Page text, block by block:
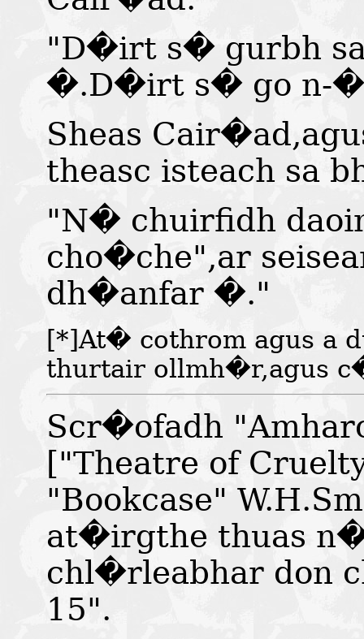
"D�irt s� gurbh
�.D�irt s� go n-
Sheas
theasc isteach sa
"N� chuirfidh
cho�che",ar
dh�anfar �."
[*]At� cothrom agus a
thurtair ollmh�r,agus
Scr�ofadh
["Theatre of
"Bookcase"
at�irgthe thuas
chl�rleabhar don
15".